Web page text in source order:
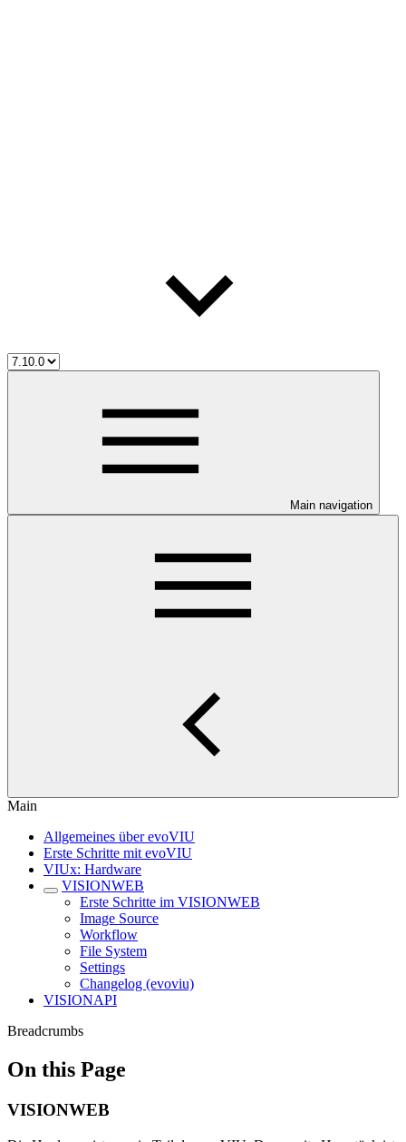
Main navigation
Main
Allgemeines über evoVIU
Erste Schritte mit evoVIU
VIUx: Hardware
VISIONWEB
Erste Schritte im VISIONWEB
Image Source
Workflow
File System
Settings
Changelog (evoviu)
VISIONAPI
Breadcrumbs
On this Page
VISIONWEB